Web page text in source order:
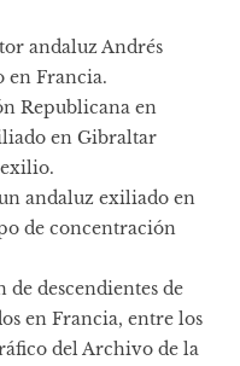
andaluz Andrés
en Francia.
Republicana en
en Gibraltar
andaluz exiliado en
de concentración
de descendientes de
en Francia, entre los
del Archivo de la